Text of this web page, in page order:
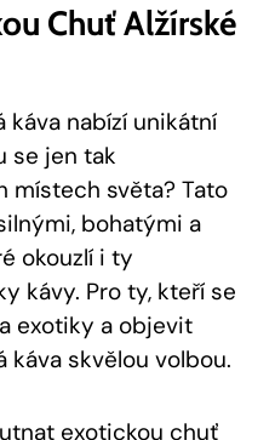
Chuť Alžírské
káva nabízí unikátní
se jen tak
místech světa? Tato
bohatými a
okouzlí i ty
kávy. Pro ty, kteří se
exotiky a objevit
káva skvělou volbou.
exotickou chuť